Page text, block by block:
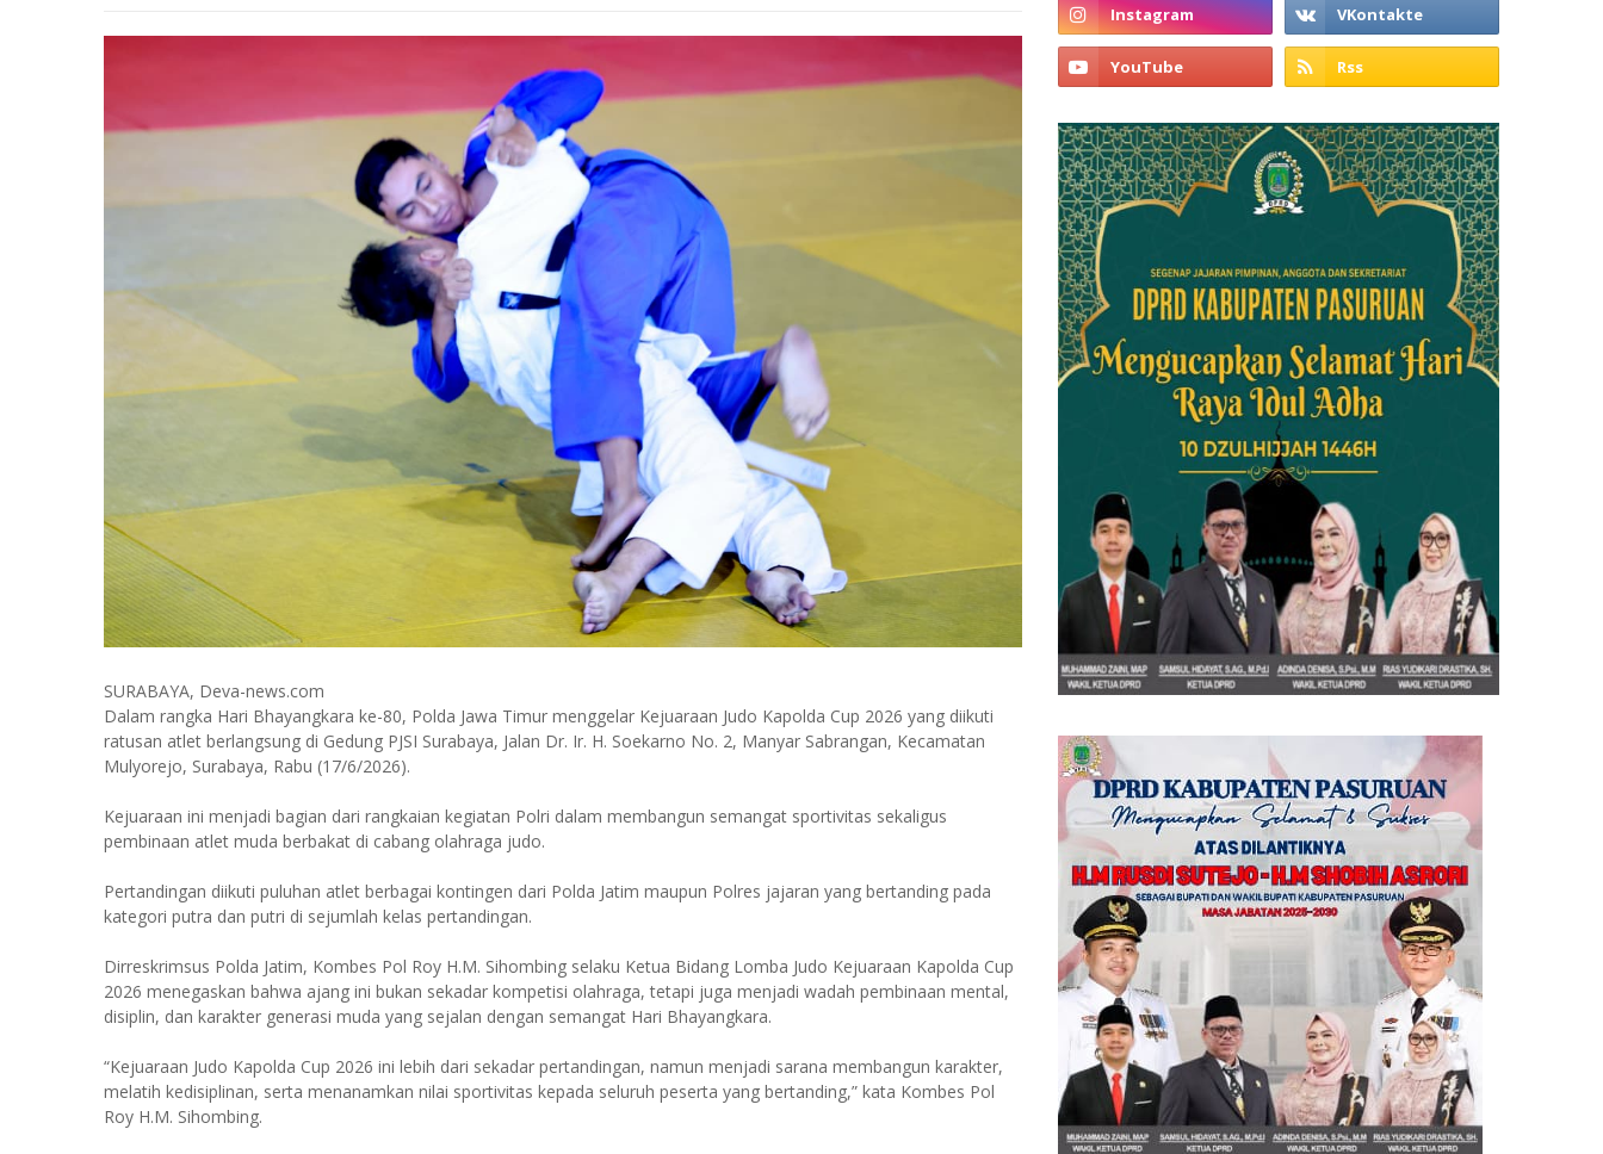
SURABAYA, Deva-news.com
Dalam rangka Hari Bhayangkara ke-80, Polda Jawa Timur menggelar Kejuaraan Judo Kapolda Cup 2026 yang diikuti
ratusan atlet berlangsung di Gedung PJSI Surabaya, Jalan Dr. Ir. H. Soekarno No. 2, Manyar Sabrangan, Kecamatan
Mulyorejo, Surabaya, Rabu (17/6/2026).
Kejuaraan ini menjadi bagian dari rangkaian kegiatan Polri dalam membangun semangat sportivitas sekaligus
pembinaan atlet muda berbakat di cabang olahraga judo.
Pertandingan diikuti puluhan atlet berbagai kontingen dari Polda Jatim maupun Polres jajaran yang bertanding pada
kategori putra dan putri di sejumlah kelas pertandingan.
Dirreskrimsus Polda Jatim, Kombes Pol Roy H.M. Sihombing selaku Ketua Bidang Lomba Judo Kejuaraan Kapolda Cup
2026 menegaskan bahwa ajang ini bukan sekadar kompetisi olahraga, tetapi juga menjadi wadah pembinaan mental,
disiplin, dan karakter generasi muda yang sejalan dengan semangat Hari Bhayangkara.
“Kejuaraan Judo Kapolda Cup 2026 ini lebih dari sekadar pertandingan, namun menjadi sarana membangun karakter,
melatih kedisiplinan, serta menanamkan nilai sportivitas kepada seluruh peserta yang bertanding,” kata Kombes Pol
Roy H.M. Sihombing.